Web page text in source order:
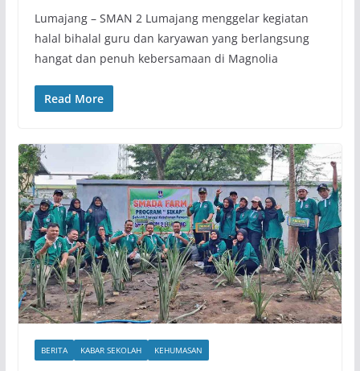
Lumajang – SMAN 2 Lumajang menggelar kegiatan
halal bihalal guru dan karyawan yang berlangsung
hangat dan penuh kebersamaan di Magnolia
Read More
BERITA KABAR SEKOLAH KEHUMASAN